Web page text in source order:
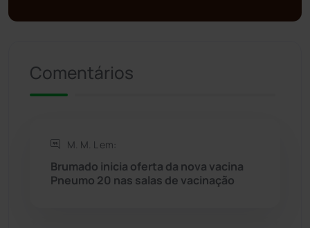
Presidente Jânio Qu... (125)
Rio de Contas
Rio do Pires
Comentários
M. M. L em:
Brumado inicia oferta da nova vacina
Pneumo 20 nas salas de vacinação